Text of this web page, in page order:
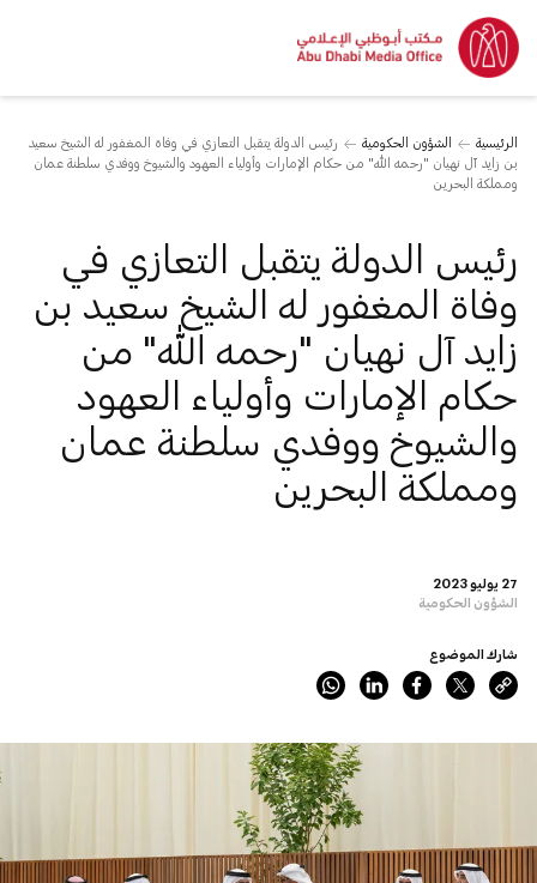
الرئيسية الشؤون الحكومية
رئيس الدولة يتقبل التعازي في وفاة المغفور له الشيخ سعيد
بن زايد آل نهيان "رحمه الله" من حكام الإمارات وأولياء العهود والشيوخ ووفدي سلطنة عمان
ومملكة البحرين
27 يوليو 2023
الشؤون الحكومية
رئيس الدولة يتقبل التعازي في
وفاة المغفور له الشيخ سعيد بن
زايد آل نهيان "رحمه الله" من
حكام الإمارات وأولياء العهود
والشيوخ ووفدي سلطنة عمان
ومملكة البحرين
شارك الموضوع